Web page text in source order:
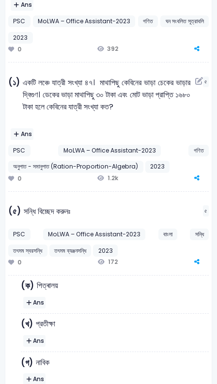
Ans
PSC
MoLWA – Office Assistant-2023 গণিত
ঘন সংবলিত সূত্রাবলি
2023
0
392
(১) একটি লঞ্চে যাত্রী সংখ্যা ৪৭। মাথাপিছু কেবিনের ভাড়া চেকের ভাড়ার
দ্বিগুণ। ডেকের ভাড়া মাথাপিছু ৩০ টাকা এবং মোট ভাড়া প্রাপ্তি ১৬৮০
টাকা হলে কেবিনের যাত্রী সংখ্যা কত?
৫
Ans
PSC
MoLWA – Office Assistant-2023
গণিত
অনুপাত - সমানুপাত (Ration-Proportion-Algebra)
2023
0
1.2k
(৫) সন্ধি বিচ্ছেদ করুনঃ ৫
PSC MoLWA – Office Assistant-2023 বাংলা
সন্ধি
তৎসম স্বরসন্ধি
তৎসম ব্যঞ্জনসন্ধি
2023
0
172
(ক) পিত্ৰালয়
Ans
(খ) প্রতীক্ষা
Ans
(গ) নাবিক
Ans